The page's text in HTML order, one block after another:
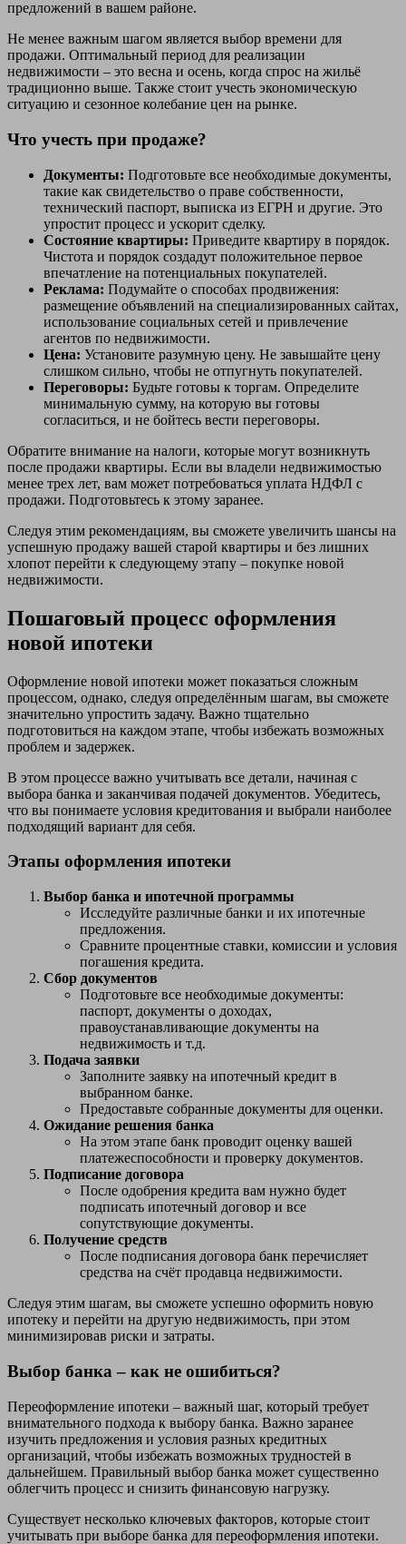
предложений в вашем районе.
Не менее важным шагом является выбор времени для
продажи. Оптимальный период для реализации
недвижимости – это весна и осень, когда спрос на жильё
традиционно выше. Также стоит учесть экономическую
ситуацию и сезонное колебание цен на рынке.
Что учесть при продаже?
Документы: Подготовьте все необходимые документы,
такие как свидетельство о праве собственности,
технический паспорт, выписка из ЕГРН и другие. Это
упростит процесс и ускорит сделку.
Состояние квартиры: Приведите квартиру в порядок.
Чистота и порядок создадут положительное первое
впечатление на потенциальных покупателей.
Реклама: Подумайте о способах продвижения:
размещение объявлений на специализированных сайтах,
использование социальных сетей и привлечение
агентов по недвижимости.
Цена: Установите разумную цену. Не завышайте цену
слишком сильно, чтобы не отпугнуть покупателей.
Переговоры: Будьте готовы к торгам. Определите
минимальную сумму, на которую вы готовы
согласиться, и не бойтесь вести переговоры.
Обратите внимание на налоги, которые могут возникнуть
после продажи квартиры. Если вы владели недвижимостью
менее трех лет, вам может потребоваться уплата НДФЛ с
продажи. Подготовьтесь к этому заранее.
Следуя этим рекомендациям, вы сможете увеличить шансы на
успешную продажу вашей старой квартиры и без лишних
хлопот перейти к следующему этапу – покупке новой
недвижимости.
Пошаговый процесс оформления
новой ипотеки
Оформление новой ипотеки может показаться сложным
процессом, однако, следуя определённым шагам, вы сможете
значительно упростить задачу. Важно тщательно
подготовиться на каждом этапе, чтобы избежать возможных
проблем и задержек.
В этом процессе важно учитывать все детали, начиная с
выбора банка и заканчивая подачей документов. Убедитесь,
что вы понимаете условия кредитования и выбрали наиболее
подходящий вариант для себя.
Этапы оформления ипотеки
Выбор банка и ипотечной программы
Исследуйте различные банки и их ипотечные
предложения.
Сравните процентные ставки, комиссии и условия
погашения кредита.
Сбор документов
Подготовьте все необходимые документы:
паспорт, документы о доходах,
правоустанавливающие документы на
недвижимость и т.д.
Подача заявки
Заполните заявку на ипотечный кредит в
выбранном банке.
Предоставьте собранные документы для оценки.
Ожидание решения банка
На этом этапе банк проводит оценку вашей
платежеспособности и проверку документов.
Подписание договора
После одобрения кредита вам нужно будет
подписать ипотечный договор и все
сопутствующие документы.
Получение средств
После подписания договора банк перечисляет
средства на счёт продавца недвижимости.
Следуя этим шагам, вы сможете успешно оформить новую
ипотеку и перейти на другую недвижимость, при этом
минимизировав риски и затраты.
Выбор банка – как не ошибиться?
Переоформление ипотеки – важный шаг, который требует
внимательного подхода к выбору банка. Важно заранее
изучить предложения и условия разных кредитных
организаций, чтобы избежать возможных трудностей в
дальнейшем. Правильный выбор банка может существенно
облегчить процесс и снизить финансовую нагрузку.
Существует несколько ключевых факторов, которые стоит
учитывать при выборе банка для переоформления ипотеки.